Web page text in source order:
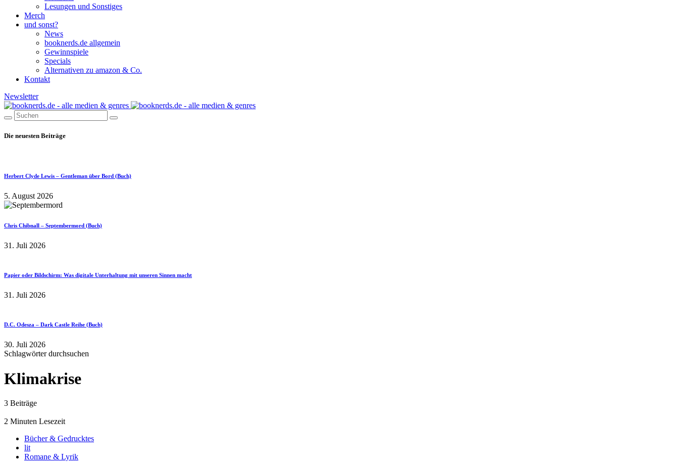
Lesungen und Sonstiges
Merch
und sonst?
News
booknerds.de allgemein
Gewinnspiele
Specials
Alternativen zu amazon & Co.
Kontakt
Newsletter
Die neuesten Beiträge
Herbert Clyde Lewis – Gentleman über Bord (Buch)
5. August 2026
Chris Chibnall – Septembermord (Buch)
31. Juli 2026
Papier oder Bildschirm: Was digitale Unterhaltung mit unseren Sinnen macht
31. Juli 2026
D.C. Odesza – Dark Castle Reihe (Buch)
30. Juli 2026
Schlagwörter durchsuchen
Klimakrise
3 Beiträge
2 Minuten Lesezeit
Bücher & Gedrucktes
lit
Romane & Lyrik